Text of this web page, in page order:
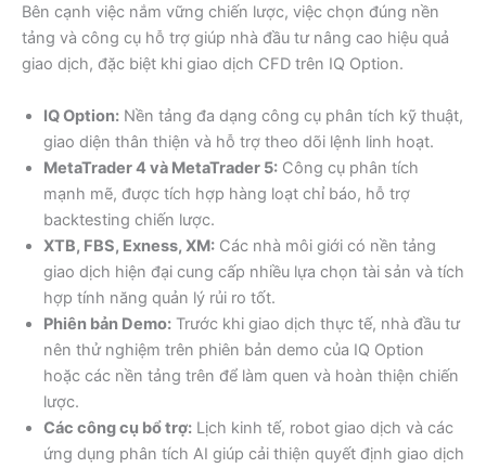
Bên cạnh việc nắm vững chiến lược, việc chọn đúng nền
tảng và công cụ hỗ trợ giúp nhà đầu tư nâng cao hiệu quả
giao dịch, đặc biệt khi giao dịch CFD trên IQ Option.
IQ Option: Nền tảng đa dạng công cụ phân tích kỹ thuật,
giao diện thân thiện và hỗ trợ theo dõi lệnh linh hoạt.
MetaTrader 4 và MetaTrader 5: Công cụ phân tích
mạnh mẽ, được tích hợp hàng loạt chỉ báo, hỗ trợ
backtesting chiến lược.
XTB, FBS, Exness, XM: Các nhà môi giới có nền tảng
giao dịch hiện đại cung cấp nhiều lựa chọn tài sản và tích
hợp tính năng quản lý rủi ro tốt.
Phiên bản Demo: Trước khi giao dịch thực tế, nhà đầu tư
nên thử nghiệm trên phiên bản demo của IQ Option
hoặc các nền tảng trên để làm quen và hoàn thiện chiến
lược.
Các công cụ bổ trợ: Lịch kinh tế, robot giao dịch và các
ứng dụng phân tích AI giúp cải thiện quyết định giao dịch